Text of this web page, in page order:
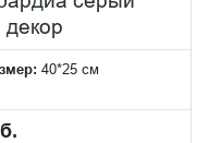
40*25 см